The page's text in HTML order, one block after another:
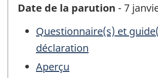
Date de la parution - 7
Questionnaire(s) et
déclaration
Aperçu